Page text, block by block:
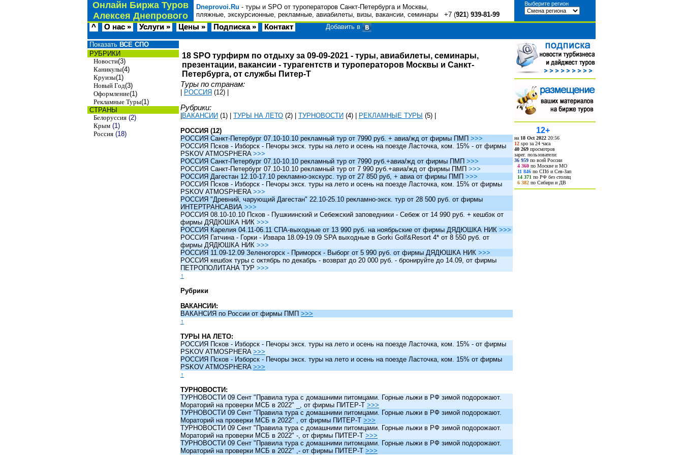
Онлайн Биржа Туров
Алексея Днепрового
Dneprovoi.Ru - туры и SPO от туроператоров Санкт-Петербурга и Москвы,
пляжные, экскурсионные, рекламные, авиабилеты, визы, вакансии, семинары +7 (921) 939-81-99
Выберите регион
^ О нас » Услуги » Цены » Подписка » Контакт Добавить в
Показать ВСЕ СПО
РУБРИКИ
Новости(3)
Каникулы(4)
Круизы(1)
Новый Год(3)
Оформление(1)
Рекламные Туры(1)
СТРАНЫ
Белоруссия (2)
Крым (1)
Россия (18)
18 SPO турфирм по отдыху за 09-09-2021 - туры, авиабилеты, семинары,
презентации, вакансии - турагентств и туроператоров Москвы и Санкт-
Петербурга, от службы Питер-Т
Туры по странам:
РОССИЯ (12)
Рубрики:
ВАКАНСИИ (1) ТУРЫ НА ЛЕТО (2) ТУРНОВОСТИ (4) РЕКЛАМНЫЕ ТУРЫ (5)
РОССИЯ (12)
РОССИЯ Санкт-Петербург 07.10-10.10 рекламный тур от 7990 руб. + авиа/жд от фирмы ПМП >>>
РОССИЯ Псков - Изборск - Печоры экск. туры на лето и осень на поезде Ласточка, ком. 15% - от фирмы
PSKOV ATMOSPHERA >>>
РОССИЯ Санкт-Петербург 07.10-10.10 рекламный тур от 7990 руб.+авиа/жд от фирмы ПМП >>>
РОССИЯ Санкт-Петербург 07.10-10.10 рекламный тур от 7 990 руб.+авиа/жд от фирмы ПМП >>>
РОССИЯ Дагестан 12.10-17.10 рекламно-экскурс. тур от 27 850 руб, + авиа от фирмы ПМП >>>
РОССИЯ Псков - Изборск - Печоры экск. туры на лето и осень на поезде Ласточка, ком. 15% от фирмы
PSKOV ATMOSPHERA >>>
РОССИЯ "Древний, чарующий Дагестан" 22.10-25.10 рекламно-экск. тур от 28 500 руб. от фирмы
ИНТЕРТРАНСАВИА >>>
РОССИЯ 08.10-10.10 Псков - Пушкиинский и Себежский заповедники - Себеж от 14 990 руб. + кешбэк от
фирмы ДЯДЮШКА НИК >>>
РОССИЯ Карелия 04.11-06.11 СПА-выходные от 13 990 руб. на ноябрьские от фирмы ДЯДЮШКА НИК >>>
РОССИЯ Гатчина - Горки - Извара 18.09-19.09 SPA выходные в Gorki Golf&Resort 4* от 8 550 руб. от
фирмы ДЯДЮШКА НИК >>>
РОССИЯ 11.09-12.09 Зеленогорск - Приморск - Выборг от 5 990 руб. от фирмы ДЯДЮШКА НИК >>>
РОССИЯ кешбэк туры c октябрь по декабрь - возврат до 20 000 руб. - бронируйте до 14.09, от фирмы
ПЕТРОПОЛИТАНА ТУР >>>
↑
Рубрики
ВАКАНСИИ:
ВАКАНСИЯ по России от фирмы ПМП >>>
↑
ТУРЫ НА ЛЕТО:
РОССИЯ Псков - Изборск - Печоры экск. туры на лето и осень на поезде Ласточка, ком. 15% - от фирмы
PSKOV ATMOSPHERA >>>
РОССИЯ Псков - Изборск - Печоры экск. туры на лето и осень на поезде Ласточка, ком. 15% от фирмы
PSKOV ATMOSPHERA >>>
↑
ТУРНОВОСТИ:
ТУРНОВОСТИ 09 Сент "Правила тура с домашними питомцами. Горные лыжи в РФ зимой подорожают.
Мораторий на проверки МСБ в 2022" _, от фирмы ПИТЕР-Т >>>
ТУРНОВОСТИ 09 Сент "Правила тура с домашними питомцами. Горные лыжи в РФ зимой подорожают.
Мораторий на проверки МСБ в 2022" , от фирмы ПИТЕР-Т >>>
ТУРНОВОСТИ 09 Сент "Правила тура с домашними питомцами. Горные лыжи в РФ зимой подорожают.
Мораторий на проверки МСБ в 2022" -, от фирмы ПИТЕР-Т >>>
ТУРНОВОСТИ 09 Сент "Правила тура с домашними питомцами. Горные лыжи в РФ зимой подорожают.
Мораторий на проверки МСБ в 2022" ,- от фирмы ПИТЕР-Т >>>
12+
на 18 Oct 2022 20:56
12 spo за 24 часа
40 269 просмотров
зарег. пользователи:
36 959 по всей России
4 360 по Москве и МО
11 846 по СПб и Сев-Зап
14 371 по РФ без столиц
6 382 по Сибири и ДВ